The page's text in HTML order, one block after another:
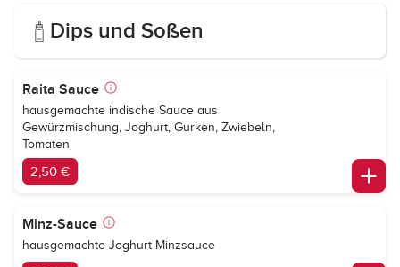
Dips und Soßen
Raita Sauce
hausgemachte indische Sauce aus
Gewürzmischung, Joghurt, Gurken, Zwiebeln,
Tomaten
2,50 €
Minz-Sauce
hausgemachte Joghurt-Minzsauce